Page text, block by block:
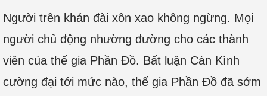
Người trên khán đài xôn xao không ngừng. Mọi
người chủ động nhường đường cho các thành
viên của thế gia Phần Đồ. Bất luận Càn Kình
cường đại tới mức nào, thế gia Phần Đồ đã sớm